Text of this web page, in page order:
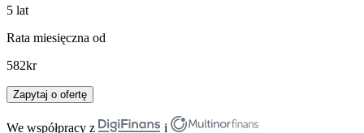
5 lat
Rata miesięczna od
582kr
Zapytaj o ofertę
We współpracy z
i